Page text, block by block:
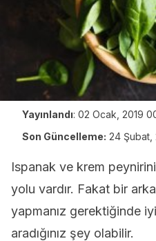
Yayınlandı: 02 Ocak, 2019
Son Güncelleme: 24 Şubat,
Ispanak ve krem
yolu vardır. Fakat bir
yapmanız gerektiğinde
aradığınız şey olabilir.